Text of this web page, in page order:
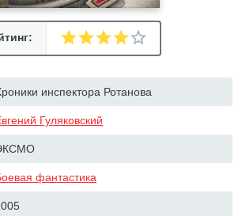
инспектора Ротанова
Гуляковский
фантастика